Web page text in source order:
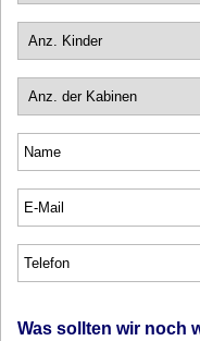
Was sollten wir noch